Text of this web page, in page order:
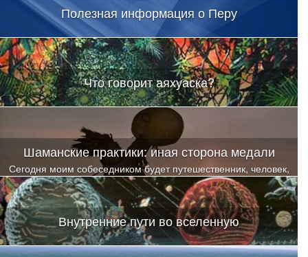
Полезная информация о Перу
Что говорит аяхуаска?
Шаманские практики: иная сторона медали
Сегодня моим собеседником будет путешественник, человек,
ногами которого пройдены практически вся Южная и
Центральная Америка, и пр..
Внутренние пути во вселенную